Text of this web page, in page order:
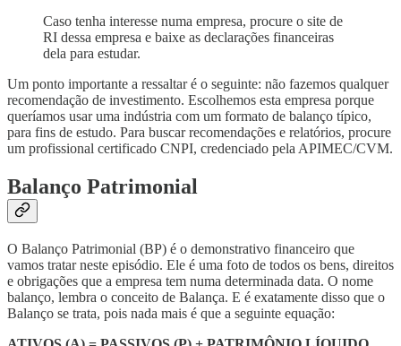
Caso tenha interesse numa empresa, procure o site de
RI dessa empresa e baixe as declarações financeiras
dela para estudar.
Um ponto importante a ressaltar é o seguinte: não fazemos qualquer
recomendação de investimento. Escolhemos esta empresa porque
queríamos usar uma indústria com um formato de balanço típico,
para fins de estudo. Para buscar recomendações e relatórios, procure
um profissional certificado CNPI, credenciado pela APIMEC/CVM.
Balanço Patrimonial
O Balanço Patrimonial (BP) é o demonstrativo financeiro que
vamos tratar neste episódio. Ele é uma foto de todos os bens, direitos
e obrigações que a empresa tem numa determinada data. O nome
balanço, lembra o conceito de Balança. E é exatamente disso que o
Balanço se trata, pois nada mais é que a seguinte equação: